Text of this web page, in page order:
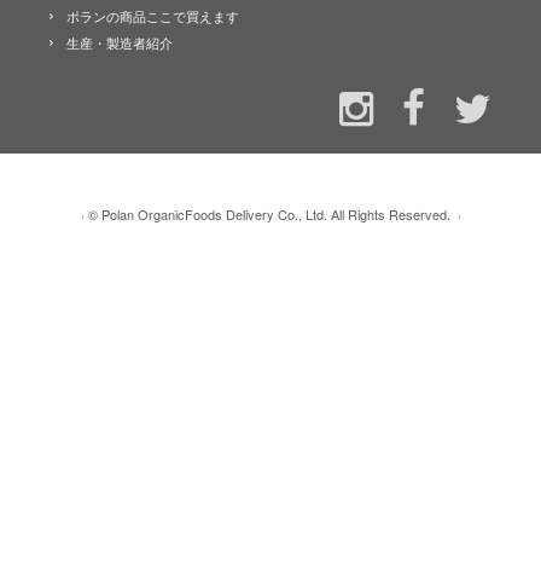
ポランの商品ここで買えます
生産・製造者紹介
· © Polan OrganicFoods Delivery Co., Ltd. All Rights Reserved. ·